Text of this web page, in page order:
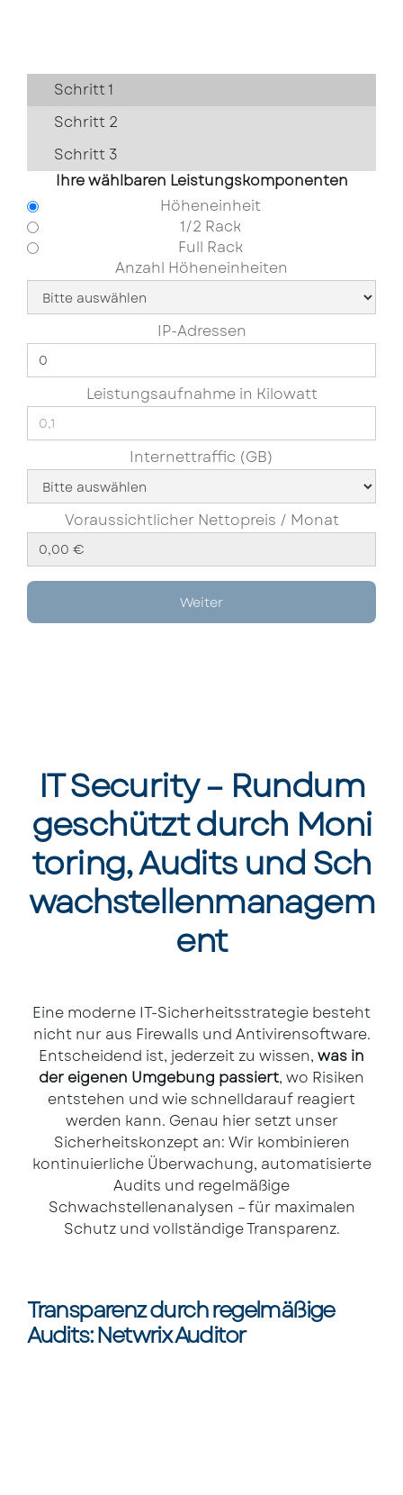
Schritt 1
Schritt 2
Schritt 3
Ihre wählbaren Leistungskomponenten
Höheneinheit
1/2 Rack
Full Rack
Anzahl Höheneinheiten
IP-Adressen
Leistungsaufnahme in Kilowatt
Internettraffic (GB)
Voraussichtlicher Nettopreis / Monat
Weiter
IT Security – Rundum
geschützt durch Moni
toring, Audits und Sch
wachstellenmanagem
ent
Eine moderne IT-Sicherheitsstrategie besteht
nicht nur aus Firewalls und Antivirensoftware.
Entscheidend ist, jederzeit zu wissen, was in
der eigenen Umgebung passiert, wo Risiken
entstehen und wie schnelldarauf reagiert
werden kann. Genau hier setzt unser
Sicherheitskonzept an: Wir kombinieren
kontinuierliche Überwachung, automatisierte
Audits und regelmäßige
Schwachstellenanalysen – für maximalen
Schutz und vollständige Transparenz.
Transparenz durch regelmäßige
Audits: Netwrix Auditor